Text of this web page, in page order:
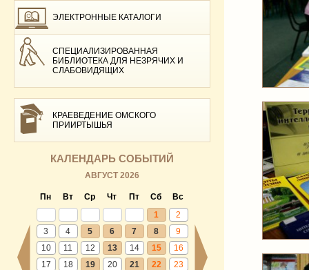
ЭЛЕКТРОННЫЕ КАТАЛОГИ
СПЕЦИАЛИЗИРОВАННАЯ
БИБЛИОТЕКА ДЛЯ НЕЗРЯЧИХ И
СЛАБОВИДЯЩИХ
КРАЕВЕДЕНИЕ ОМСКОГО
ПРИИРТЫШЬЯ
КАЛЕНДАРЬ СОБЫТИЙ
АВГУСТ 2026
Пн Вт Ср Чт Пт Сб
Вс
1
2
3
4 5 6 7 8
9
10
11 12 13 14 15
16
17
18 19 20 21 22
23